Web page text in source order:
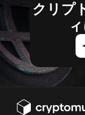
クリプ